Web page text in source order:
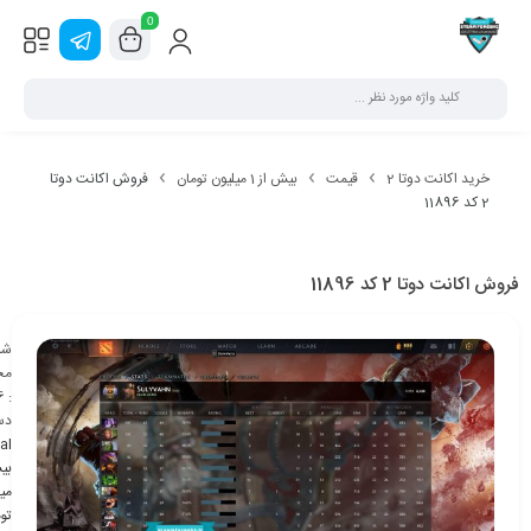
0
خرید اکانت دوتا 2 قیمت بیش از 1 میلیون تومان
فروش اکانت دوتا
2 کد 11896
فروش اکانت دوتا 2 کد 11896
: